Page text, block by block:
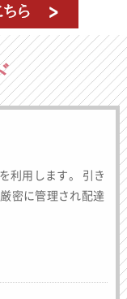
利用します。 引き
密に管理され配達